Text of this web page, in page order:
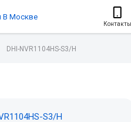
В Москве
Контакты
DHI-NVR1104HS-S3/H